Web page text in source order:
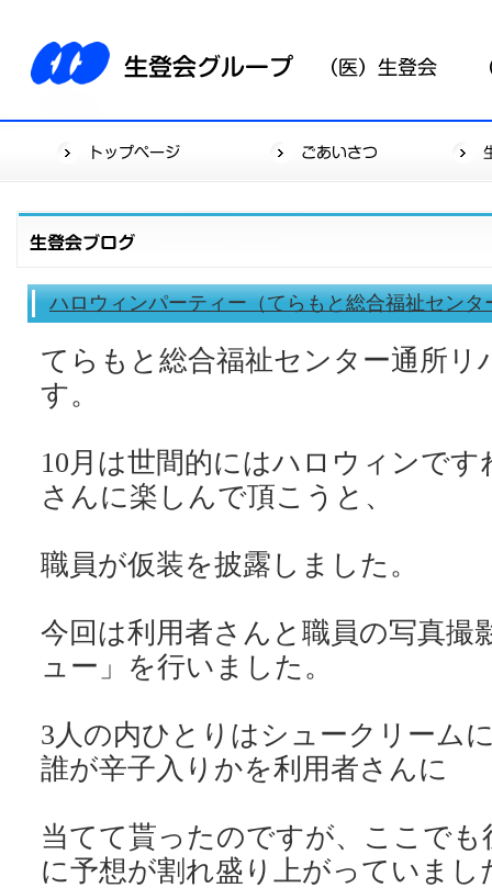
ハロウィンパーティー（てらもと総合福祉センタ
てらもと総合福祉センター通所
す。
10月は世間的にはハロウィンで
さんに楽しんで頂こうと、
職員が仮装を披露しました。
今回は利用者さんと職員の写真撮
ュー」を行いました。
3人の内ひとりはシュークリーム
誰が辛子入りかを利用者さんに
当てて貰ったのですが、ここで
に予想が割れ盛り上がっていまし